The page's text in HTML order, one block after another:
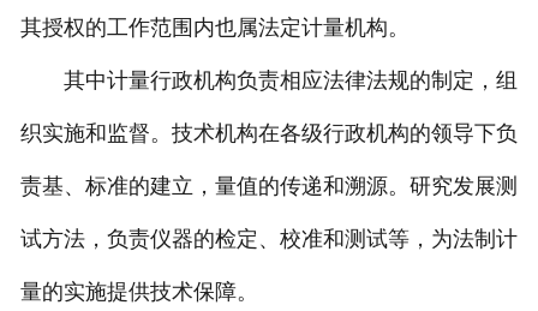
其授权的工作范围内也属法定计量机构。
其中计量行政机构负责相应法律法规的制定，组
织实施和监督。技术机构在各级行政机构的领导下负
责基、标准的建立，量值的传递和溯源。研究发展测
试方法，负责仪器的检定、校准和测试等，为法制计
量的实施提供技术保障。